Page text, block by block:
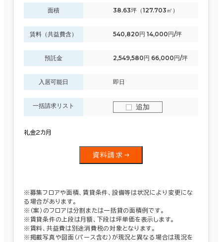
面積 38.63坪（127.703㎡）
賃料（共益費含） 540,820円 14,000円/坪
預託金 2,549,580円 66,000円/坪
入居可能日 即日
一括請求リスト 追加
礼金2カ月
資料請求
※募集フロアや面積、賃貸条件、設備等は状況により変更にな
る場合があります。
※（案）のフロアは分割または一括貸の面積例です。
※賃貸条件の上段は月額、下段は坪単価を表示します。
※賃料、共益費は別途消費税の対象となります。
※掲載写真や図面（パース含む）が現況と異なる場合は現況を